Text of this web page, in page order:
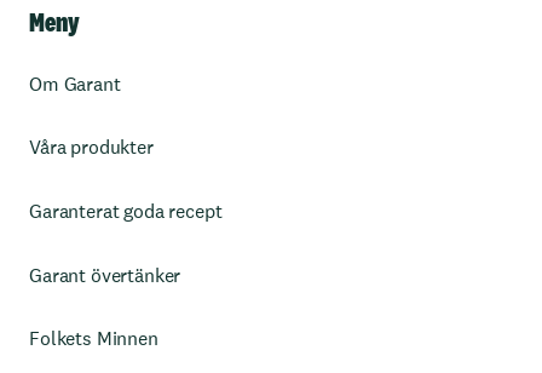
Meny
Om Garant
Våra produkter
Garanterat goda recept
Garant övertänker
Folkets Minnen